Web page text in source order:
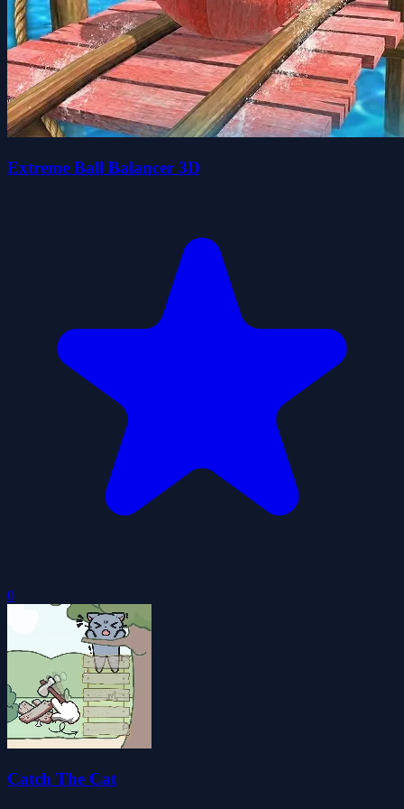
Extreme Ball Balancer 3D
0
Catch The Cat